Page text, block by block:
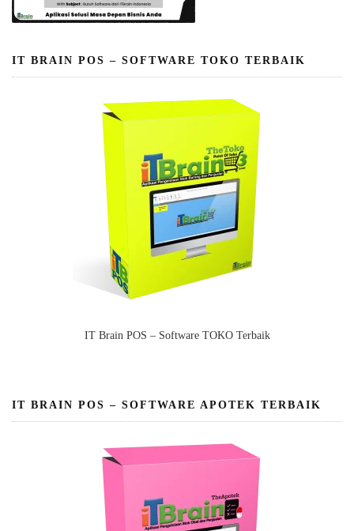
IT BRAIN POS – SOFTWARE TOKO TERBAIK
IT Brain POS – Software TOKO Terbaik
IT BRAIN POS – SOFTWARE APOTEK TERBAIK